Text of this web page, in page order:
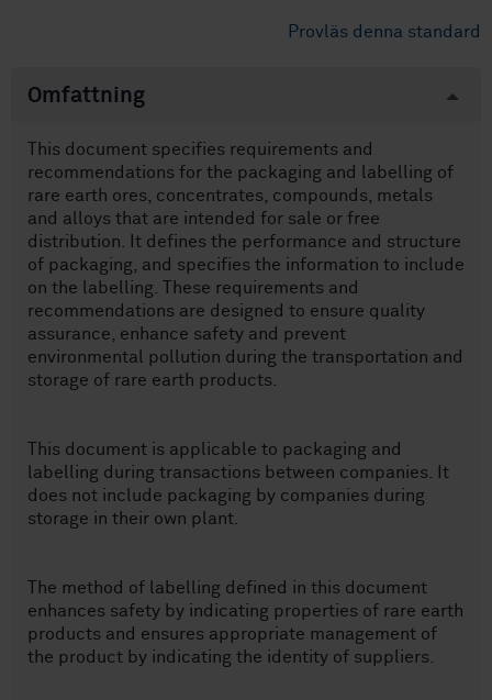
Provläs denna standard
Omfattning
This document specifies requirements and
recommendations for the packaging and labelling of
rare earth ores, concentrates, compounds, metals
and alloys that are intended for sale or free
distribution. It defines the performance and structure
of packaging, and specifies the information to include
on the labelling. These requirements and
recommendations are designed to ensure quality
assurance, enhance safety and prevent
environmental pollution during the transportation and
storage of rare earth products.
This document is applicable to packaging and
labelling during transactions between companies. It
does not include packaging by companies during
storage in their own plant.
The method of labelling defined in this document
enhances safety by indicating properties of rare earth
products and ensures appropriate management of
the product by indicating the identity of suppliers.